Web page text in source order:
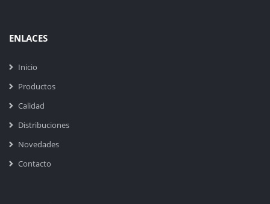
ENLACES
Inicio
Productos
Calidad
Distribuciones
Novedades
Contacto